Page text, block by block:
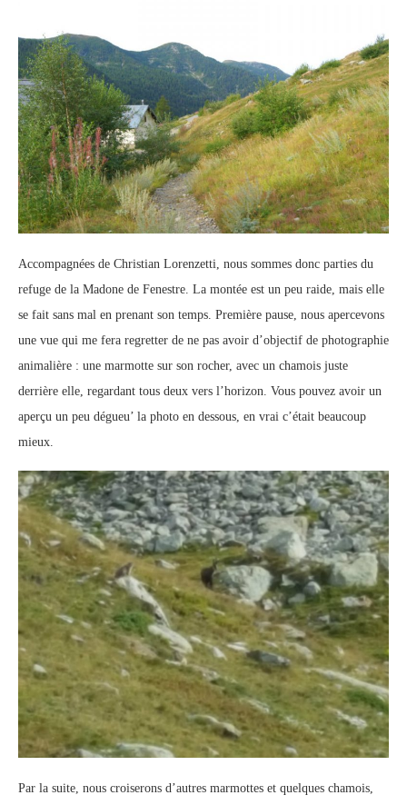
Accompagnées de Christian Lorenzetti, nous sommes donc parties du
refuge de la Madone de Fenestre. La montée est un peu raide, mais elle
se fait sans mal en prenant son temps. Première pause, nous apercevons
une vue qui me fera regretter de ne pas avoir d’objectif de photographie
animalière : une marmotte sur son rocher, avec un chamois juste
derrière elle, regardant tous deux vers l’horizon. Vous pouvez avoir un
aperçu un peu dégueu’ la photo en dessous, en vrai c’était beaucoup
mieux.
Par la suite, nous croiserons d’autres marmottes et quelques chamois,